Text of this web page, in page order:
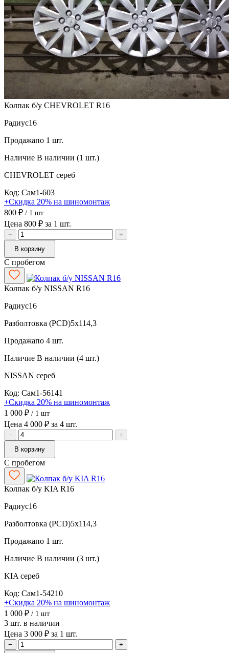
Колпак б/у CHEVROLET R16
Радиус16
Продажапо 1 шт.
Наличие В наличии (1 шт.)
CHEVROLET сереб
Код: Сам1-603
+Скидка 20% на шиномонтаж
800 ₽ / 1 шт
Цена 800 ₽ за 1 шт.
−
+
В корзину
С пробегом
Колпак б/у NISSAN R16
Радиус16
Разболтовка (PCD)5x114,3
Продажапо 4 шт.
Наличие В наличии (4 шт.)
NISSAN сереб
Код: Сам1-56141
+Скидка 20% на шиномонтаж
1 000 ₽ / 1 шт
Цена 4 000 ₽ за 4 шт.
−
+
В корзину
С пробегом
Колпак б/у KIA R16
Радиус16
Разболтовка (PCD)5x114,3
Продажапо 1 шт.
Наличие В наличии (3 шт.)
KIA сереб
Код: Сам1-54210
+Скидка 20% на шиномонтаж
1 000 ₽ / 1 шт
3 шт. в наличии
Цена 3 000 ₽ за 1 шт.
−
+